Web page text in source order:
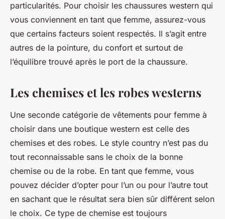
particularités. Pour choisir les chaussures western qui
vous conviennent en tant que femme, assurez-vous
que certains facteurs soient respectés. Il s’agit entre
autres de la pointure, du confort et surtout de
l’équilibre trouvé après le port de la chaussure.
Les chemises et les robes westerns
Une seconde catégorie de vêtements pour femme à
choisir dans une boutique western est celle des
chemises et des robes. Le style country n’est pas du
tout reconnaissable sans le choix de la bonne
chemise ou de la robe. En tant que femme, vous
pouvez décider d’opter pour l’un ou pour l’autre tout
en sachant que le résultat sera bien sûr différent selon
le choix. Ce type de chemise est toujours